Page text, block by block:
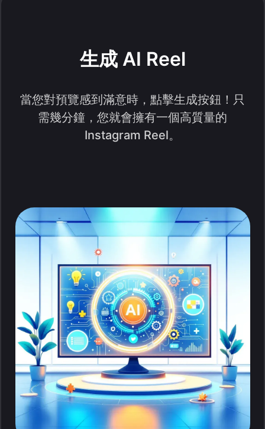
生成 AI Reel
當您對預覽感到滿意時，點擊生成按鈕！只
需幾分鐘，您就會擁有一個高質量的
Instagram Reel。